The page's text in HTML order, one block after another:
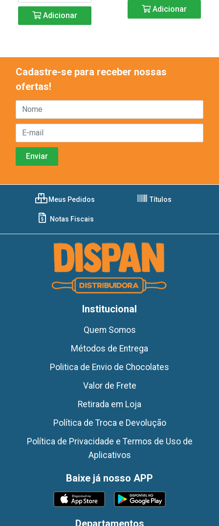
Adicionar
Adicionar
Cadastre-se para receber nossas
ofertas!
Meus Pedidos Títulos
Notas Fiscais
Institucional
Quem Somos
Métodos de Entrega
Politica de Envio de Chocolates
Valor de Frete
Retirada em Loja
Política de Troca e Devolução
Política de Privacidade e Termos de Uso de
Aplicativos
Baixe já nosso APP
Departamentos